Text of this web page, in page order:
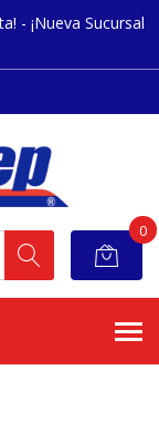
- ¡Nueva Sucursal
0